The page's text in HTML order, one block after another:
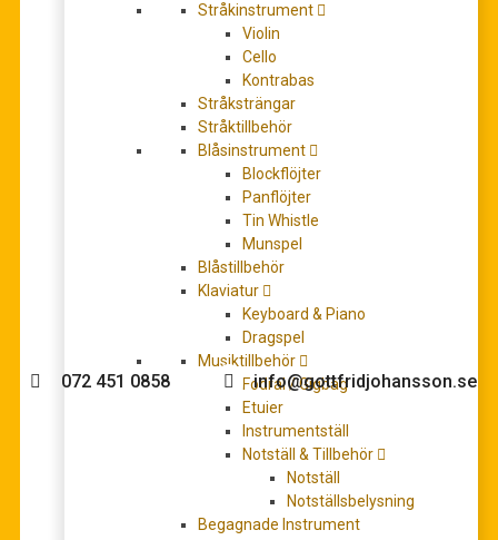
Stråkinstrument
Violin
Cello
Kontrabas
Stråksträngar
Stråktillbehör
Blåsinstrument
Blockflöjter
Panflöjter
Tin Whistle
Munspel
Blåstillbehör
Klaviatur
Keyboard & Piano
Dragspel
Musiktillbehör
Fodral / Gigbag
Etuier
Instrumentställ
Notställ & Tillbehör
Notställ
Notställsbelysning
Begagnade Instrument
Carulli, Ferdinand: Sonate Nr. 1 für Gitarre und Klavier
op.21
180,00kr
LÄGG TILL I VARUKORG
Behöver du hjälp med köpet?
072 451 0858 info@gottfridjohansson.se
Telefontider:
Måndag – fredag 10-12